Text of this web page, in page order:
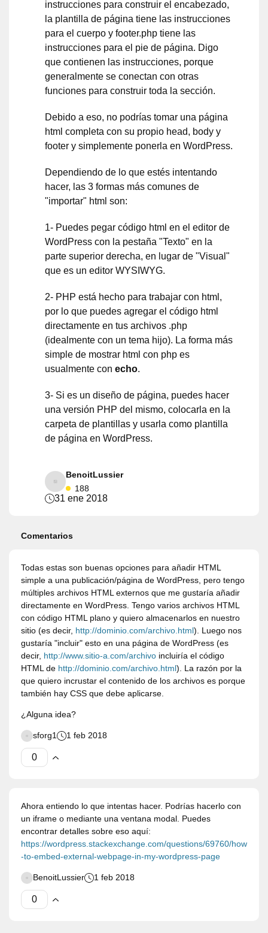
instrucciones para construir el encabezado,
la plantilla de página tiene las instrucciones
para el cuerpo y footer.php tiene las
instrucciones para el pie de página. Digo
que contienen las instrucciones, porque
generalmente se conectan con otras
funciones para construir toda la sección.
Debido a eso, no podrías tomar una página
html completa con su propio head, body y
footer y simplemente ponerla en WordPress.
Dependiendo de lo que estés intentando
hacer, las 3 formas más comunes de
"importar" html son:
1- Puedes pegar código html en el editor de
WordPress con la pestaña "Texto" en la
parte superior derecha, en lugar de "Visual"
que es un editor WYSIWYG.
2- PHP está hecho para trabajar con html,
por lo que puedes agregar el código html
directamente en tus archivos .php
(idealmente con un tema hijo). La forma más
simple de mostrar html con php es
usualmente con echo.
3- Si es un diseño de página, puedes hacer
una versión PHP del mismo, colocarla en la
carpeta de plantillas y usarla como plantilla
de página en WordPress.
BenoitLussier
188
31 ene 2018
Comentarios
Todas estas son buenas opciones para añadir HTML
simple a una publicación/página de WordPress, pero tengo
múltiples archivos HTML externos que me gustaría añadir
directamente en WordPress. Tengo varios archivos HTML
con código HTML plano y quiero almacenarlos en nuestro
sitio (es decir, http://dominio.com/archivo.html). Luego nos
gustaría "incluir" esto en una página de WordPress (es
decir, http://www.sitio-a.com/archivo incluiría el código
HTML de http://dominio.com/archivo.html). La razón por la
que quiero incrustar el contenido de los archivos es porque
también hay CSS que debe aplicarse.
¿Alguna idea?
sforg1 1 feb 2018
Ahora entiendo lo que intentas hacer. Podrías hacerlo con
un iframe o mediante una ventana modal. Puedes
encontrar detalles sobre eso aquí:
https://wordpress.stackexchange.com/questions/69760/how
-to-embed-external-webpage-in-my-wordpress-page
BenoitLussier 1 feb 2018